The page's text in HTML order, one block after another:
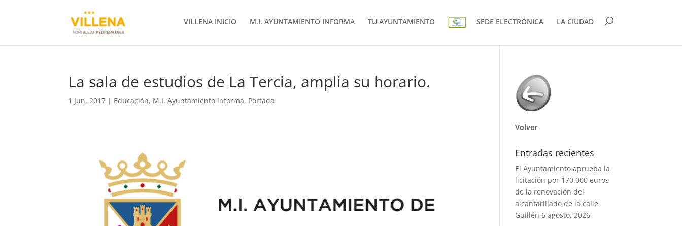
VILLENA INICIO M.I. AYUNTAMIENTO INFORMA TU AYUNTAMIENTO SEDE ELECTRÓNICA LA CIUDAD
La sala de estudios de La Tercia, amplia su horario.
1 Jun, 2017 | Educación, M.I. Ayuntamiento informa, Portada
Volver
Entradas recientes
El Ayuntamiento aprueba la
licitación por 170.000 euros
de la renovación del
alcantarillado de la calle
Guillén 6 agosto, 2026